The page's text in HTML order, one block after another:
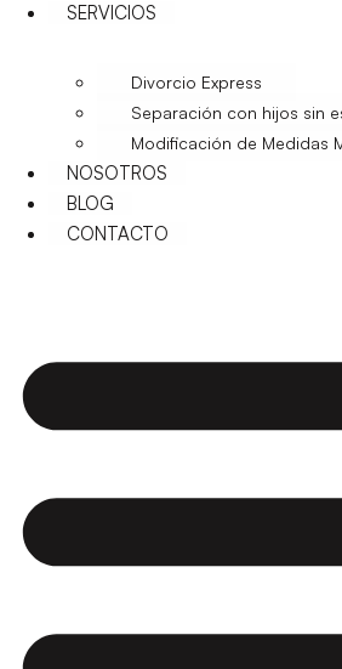
SERVICIOS
Divorcio Express
Separación con hijos sin
Modificación de Medidas
NOSOTROS
BLOG
CONTACTO